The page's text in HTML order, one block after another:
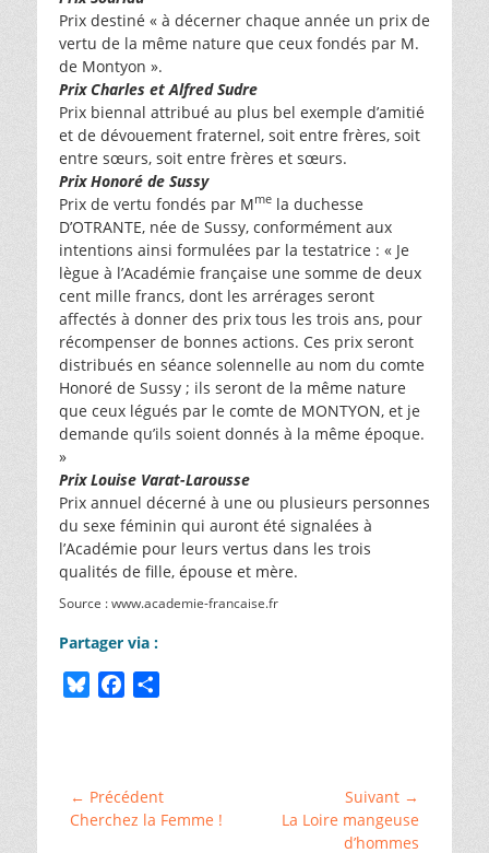
Prix destiné « à décerner chaque année un prix de
vertu de la même nature que ceux fondés par M.
de Montyon ».
Prix Charles et Alfred Sudre
Prix biennal attribué au plus bel exemple d’amitié
et de dévouement fraternel, soit entre frères, soit
entre sœurs, soit entre frères et sœurs.
Prix Honoré de Sussy
Prix de vertu fondés par Mme la duchesse
D’OTRANTE, née de Sussy, conformément aux
intentions ainsi formulées par la testatrice : « Je
lègue à l’Académie française une somme de deux
cent mille francs, dont les arrérages seront
affectés à donner des prix tous les trois ans, pour
récompenser de bonnes actions. Ces prix seront
distribués en séance solennelle au nom du comte
Honoré de Sussy ; ils seront de la même nature
que ceux légués par le comte de MONTYON, et je
demande qu’ils soient donnés à la même époque.
»
Prix Louise Varat-Larousse
Prix annuel décerné à une ou plusieurs personnes
du sexe féminin qui auront été signalées à
l’Académie pour leurs vertus dans les trois
qualités de fille, épouse et mère.
Source : www.academie-francaise.fr
Partager via :
s
k
b
o
a
g
généalogie,
Parçay-
Navigation
de
← Précédent
Article
Cherchez la Femme !
Suivant →
ArticleLa Loire mangeuse
d’hommes